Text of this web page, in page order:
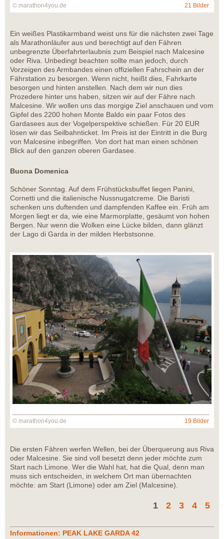
© marathon4you.de 21 Bilder
Ein weißes Plastikarmband weist uns für die nächsten zwei Tage
als Marathonläufer aus und berechtigt auf den Fähren
unbegrenzte Überfahrterlaubnis zum Beispiel nach Malcesine
oder Riva. Unbedingt beachten sollte man jedoch, durch
Vorzeigen des Armbandes einen offiziellen Fahrschein an der
Fährstation zu besorgen. Wenn nicht, heißt dies, Fahrkarte
besorgen und hinten anstellen. Nach dem wir nun dies
Prozedere hinter uns haben, sitzen wir auf der Fähre nach
Malcesine. Wir wollen uns das morgige Ziel anschauen und vom
Gipfel des 2200 hohen Monte Baldo ein paar Fotos des
Gardasees aus der Vogelperspektive schießen. Für 20 EUR
lösen wir das Seilbahnticket. Im Preis ist der Eintritt in die Burg
von Malcesine inbegriffen. Von dort hat man einen schönen
Blick auf den ganzen oberen Gardasee.
Buona Domenica
Schöner Sonntag. Auf dem Frühstücksbuffet liegen Panini,
Cornetti und die italienische Nussnugatcreme. Die Baristi
schenken uns duftenden und dampfenden Kaffee ein. Früh am
Morgen liegt er da, wie eine Marmorplatte, gesäumt von hohen
Bergen. Nur wenn die Wolken eine Lücke bilden, dann glänzt
der Lago di Garda in der milden Herbstsonne.
© marathon4you.de 19 Bilder
Die ersten Fähren werfen Wellen, bei der Überquerung aus Riva
oder Malcesine. Sie sind voll besetzt denn jeder möchte zum
Start nach Limone. Wer die Wahl hat, hat die Qual, denn man
muss sich entscheiden, in welchem Ort man übernachten
möchte: am Start (Limone) oder am Ziel (Malcesine).
1 2 3 4 5
Informationen: PEAK LAKE GARDA 42